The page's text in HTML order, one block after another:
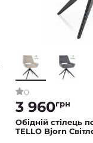
0
3 960грн
Обідній стілець
TELLO Bjorn